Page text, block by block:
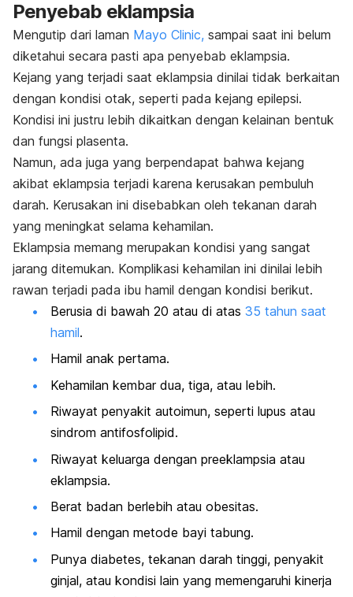
Penyebab eklampsia
Mengutip dari laman Mayo Clinic, sampai saat ini belum
diketahui secara pasti apa penyebab eklampsia.
Kejang yang terjadi saat eklampsia dinilai tidak berkaitan
dengan kondisi otak, seperti pada kejang epilepsi.
Kondisi ini justru lebih dikaitkan dengan kelainan bentuk
dan fungsi plasenta.
Namun, ada juga yang berpendapat bahwa kejang
akibat eklampsia terjadi karena kerusakan pembuluh
darah. Kerusakan ini disebabkan oleh tekanan darah
yang meningkat selama kehamilan.
Eklampsia memang merupakan kondisi yang sangat
jarang ditemukan. Komplikasi kehamilan ini dinilai lebih
rawan terjadi pada ibu hamil dengan kondisi berikut.
Berusia di bawah 20 atau di atas 35 tahun saat
hamil.
Hamil anak pertama.
Kehamilan kembar dua, tiga, atau lebih.
Riwayat penyakit autoimun, seperti lupus atau
sindrom antifosfolipid.
Riwayat keluarga dengan preeklampsia atau
eklampsia.
Berat badan berlebih atau obesitas.
Hamil dengan metode bayi tabung.
Punya diabetes, tekanan darah tinggi, penyakit
ginjal, atau kondisi lain yang memengaruhi kinerja